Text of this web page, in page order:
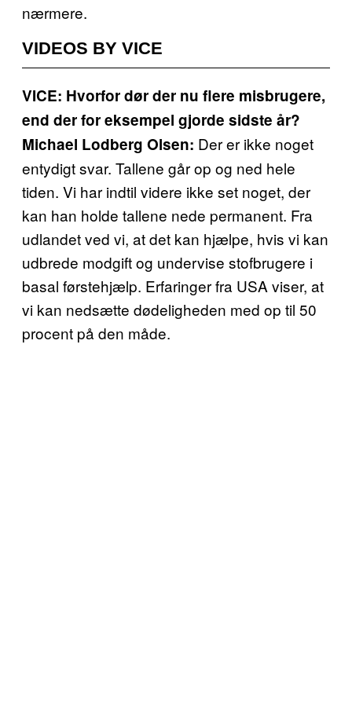
nærmere.
VIDEOS BY VICE
VICE: Hvorfor dør der nu flere misbrugere,
end der for eksempel gjorde sidste år?
Michael Lodberg Olsen: Der er ikke noget
entydigt svar. Tallene går op og ned hele
tiden. Vi har indtil videre ikke set noget, der
kan han holde tallene nede permanent. Fra
udlandet ved vi, at det kan hjælpe, hvis vi kan
udbrede modgift og undervise stofbrugere i
basal førstehjælp. Erfaringer fra USA viser, at
vi kan nedsætte dødeligheden med op til 50
procent på den måde.